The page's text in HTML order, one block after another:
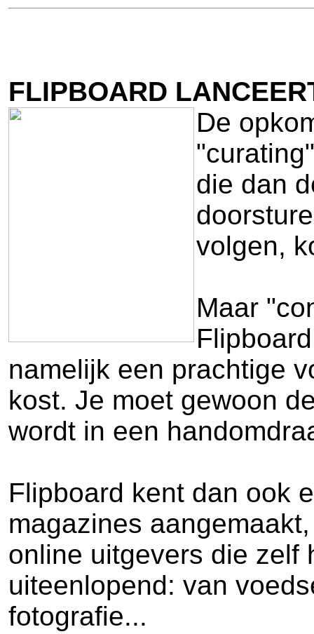
FLIPBOARD
De
die dan
volgen,
Maar
namelijk een prachtige
kost. Je moet gewoon
wordt in een
Flipboard kent dan ook
magazines
online uitgevers die zelf
uiteenlopend: van
fotografie...